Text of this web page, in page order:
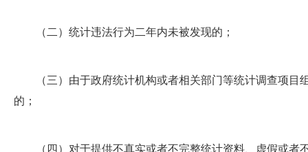
（二）统计违法行为二年内未被发现的；
（三）由于政府统计机构或者相关部门等统计调查项目
的；
（四）对于提供不真实或者不完整统计资料、虚假或者